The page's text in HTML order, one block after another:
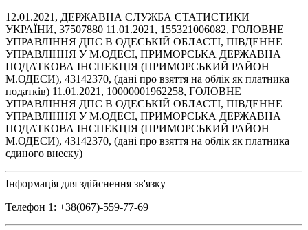
12.01.2021, ДЕРЖАВНА СЛУЖБА СТАТИСТИКИ
УКРАЇНИ, 37507880 11.01.2021, 155321006082, ГОЛОВНЕ
УПРАВЛІННЯ ДПС В ОДЕСЬКІЙ ОБЛАСТІ, ПІВДЕННЕ
УПРАВЛІННЯ У М.ОДЕСІ, ПРИМОРСЬКА ДЕРЖАВНА
ПОДАТКОВА ІНСПЕКЦІЯ (ПРИМОРСЬКИЙ РАЙОН
М.ОДЕСИ), 43142370, (дані про взяття на облік як платника
податків) 11.01.2021, 10000001962258, ГОЛОВНЕ
УПРАВЛІННЯ ДПС В ОДЕСЬКІЙ ОБЛАСТІ, ПІВДЕННЕ
УПРАВЛІННЯ У М.ОДЕСІ, ПРИМОРСЬКА ДЕРЖАВНА
ПОДАТКОВА ІНСПЕКЦІЯ (ПРИМОРСЬКИЙ РАЙОН
М.ОДЕСИ), 43142370, (дані про взяття на облік як платника
єдиного внеску)
Інформація для здійснення зв'язку
Телефон 1: +38(067)-559-77-69